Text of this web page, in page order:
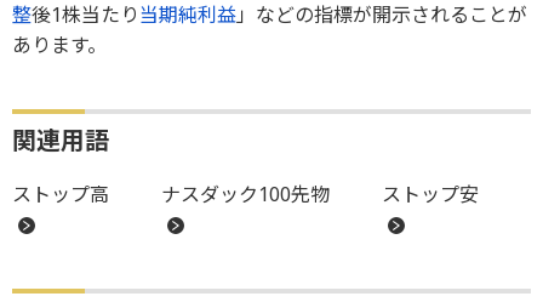
整後1株当たり当期純利益」などの指標が開示されることが
あります。
関連用語
ストップ高 ナスダック100先物 ストップ安